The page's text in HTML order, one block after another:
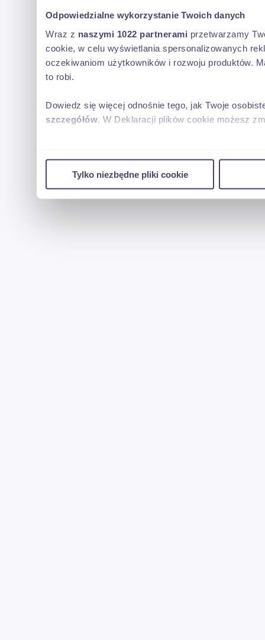
Odpowiedzialne wykorzystanie Twoich danych
Wraz z naszymi 1022 partnerami przetwarzamy
cookie, w celu wyświetlania spersonalizowanych
oczekiwaniom użytkowników i rozwoju produktów.
to robi.
Dowiedz się więcej odnośnie tego, jak Twoje
szczegółów . W Deklaracji plików cookie możesz
w naszej witrynie. Informacje o tym, jak korzystasz
reklamowym i analitycznym. Partnerzy mogą
uzyskanymi podczas korzystania z ich usług.
Tylko niezbędne pliki cookie